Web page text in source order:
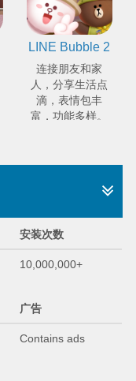
LINE Bubble 2
连接朋友和家
人，分享生活点
滴，表情包丰
富，功能多样。
安装次数
10,000,000+
广告
Contains ads